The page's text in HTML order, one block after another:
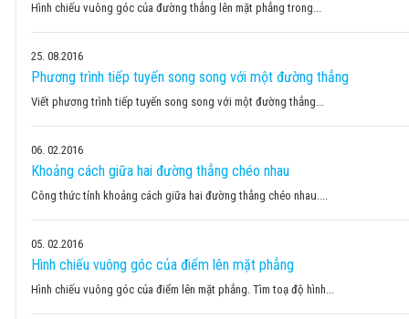
Hình chiếu vuông góc của đường thẳng lên mặt phẳng trong...
25 08.2016
Phương trình tiếp tuyến song song với một đường thẳng
Viết phương trình tiếp tuyến song song với một đường thẳng...
06 02.2016
Khoảng cách giữa hai đường thẳng chéo nhau
Công thức tính khoảng cách giữa hai đường thẳng chéo nhau....
05 02.2016
Hình chiếu vuông góc của điểm lên mặt phẳng
Hình chiếu vuông góc của điểm lên mặt phẳng. Tìm toạ độ hình...